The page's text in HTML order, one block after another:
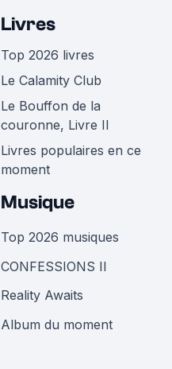
Livres
Top 2026 livres
Le Calamity Club
Le Bouffon de la
couronne, Livre II
Livres populaires en ce
moment
Musique
Top 2026 musiques
CONFESSIONS II
Reality Awaits
Album du moment